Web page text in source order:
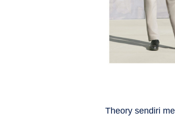
Theory sendiri